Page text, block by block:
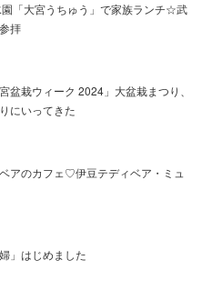
「大宮うちゅう」で家族ランチ☆武
拝
盆栽ウィーク 2024」大盆栽まつり、
にいってきた
アのカフェ♡伊豆テディベア・ミュ
」はじめました